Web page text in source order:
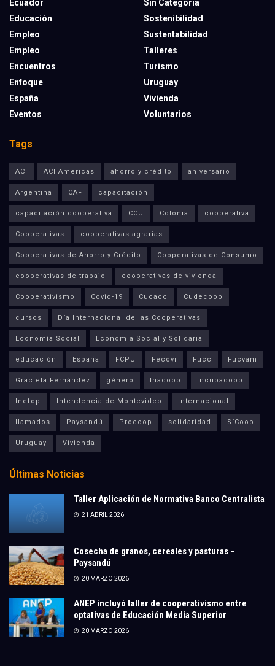
Ecuador
Educación
Empleo
Empleo
Encuentros
Enfoque
España
Eventos
Sin Categoría
Sostenibilidad
Sustentabilidad
Talleres
Turismo
Uruguay
Vivienda
Voluntarios
Tags
ACI ACI Americas ahorro y crédito aniversario
Argentina CAF capacitación
capacitación cooperativa CCU Colonia cooperativa
Cooperativas cooperativas agrarias
Cooperativas de Ahorro y Crédito Cooperativas de Consumo
cooperativas de trabajo cooperativas de vivienda
Cooperativismo Covid-19 Cucacc Cudecoop
cursos Día Internacional de las Cooperativas
Economía Social Economía Social y Solidaria
educación España FCPU Fecovi Fucc Fucvam
Graciela Fernández género Inacoop Incubacoop
Inefop Intendencia de Montevideo Internacional
llamados Paysandú Procoop solidaridad SíCoop
Uruguay Vivienda
Últimas Noticias
Taller Aplicación de Normativa Banco Centralista
21 ABRIL 2026
Cosecha de granos, cereales y pasturas –
Paysandú
20 MARZO 2026
ANEP incluyó taller de cooperativismo entre
optativas de Educación Media Superior
20 MARZO 2026